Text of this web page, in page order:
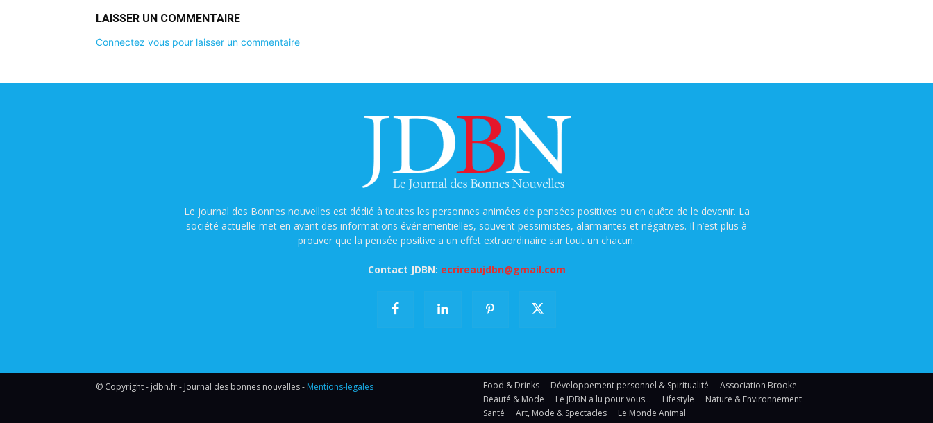
LAISSER UN COMMENTAIRE
Connectez vous pour laisser un commentaire
Le journal des Bonnes nouvelles est dédié à toutes les personnes animées de pensées positives ou en quête de le devenir. La
société actuelle met en avant des informations événementielles, souvent pessimistes, alarmantes et négatives. Il n’est plus à
prouver que la pensée positive a un effet extraordinaire sur tout un chacun.
Contact JDBN: ecrireaujdbn@gmail.com
© Copyright - jdbn.fr - Journal des bonnes nouvelles - Mentions-legales Food & Drinks Développement personnel & Spiritualité
Association Brooke
Beauté & Mode
Le JDBN a lu pour vous… Lifestyle
Nature & Environnement
Santé
Art, Mode & Spectacles
Le Monde Animal